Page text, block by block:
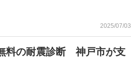
2025/07/03
料の耐震診断 神戸市が支